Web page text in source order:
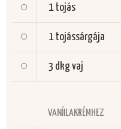
1 tojás
1 tojássárgája
3 dkgvaj
VANÍILAKRÉMHEZ